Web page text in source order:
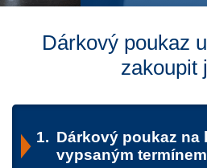
Dárkový poukaz
zakoupit
1. Dárkový poukaz na
vypsaným termínem